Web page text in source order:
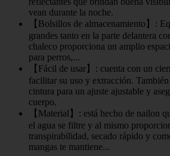
vean durante la noche.
【Bolsillos de almacenamiento】:
grandes tanto en la parte delantera
chaleco proporciona un amplio
para perros,...
【Fácil de usar】: cuenta con un
facilitar su uso y extracción.
cintura para un ajuste ajustable y
cuerpo.
【Material】: está hecho de nailon
el agua se filtre y al mismo
transpirabilidad, secado rápido y
mangas te mantiene...